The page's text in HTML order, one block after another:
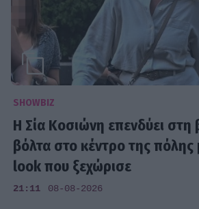
SHOWBIZ
Η Σία Κοσιώνη επενδύει
βόλτα στο κέντρο της
look που ξεχώρισε
21:11 08-08-2026